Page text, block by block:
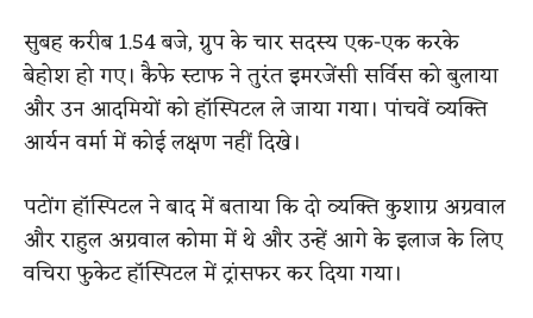
सुबह करीब 1.54 बजे, ग्रुप के चार सदस्य एक-एक करके
बेहोश हो गए। कैफे स्टाफ ने तुरंत इमरजेंसी सर्विस को बुलाया
और उन आदमियों को हॉस्पिटल ले जाया गया। पांचवें व्यक्ति
आर्यन वर्मा में कोई लक्षण नहीं दिखे।
पटोंग हॉस्पिटल ने बाद में बताया कि दो व्यक्ति कुशाग्र अग्रवाल
और राहुल अग्रवाल कोमा में थे और उन्हें आगे के इलाज के लिए
वचिरा फुकेट हॉस्पिटल में ट्रांसफर कर दिया गया।